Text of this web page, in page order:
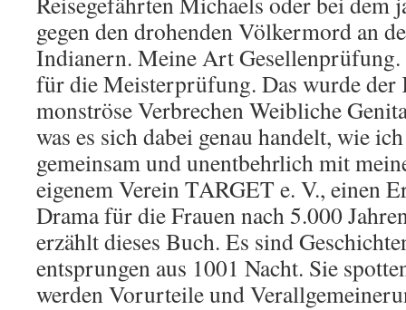
gegen den drohenden Völkermord an
Indianern. Meine Art
für die Meisterprüfung. Das wurde der
monströse Verbrechen Weibliche
was es sich dabei genau handelt, wie
gemeinsam und unentbehrlich mit
eigenem Verein TARGET e. V., einen
Drama für die Frauen nach 5.000
erzählt dieses Buch. Es sind
entsprungen aus 1001 Nacht. Sie
werden Vorurteile und